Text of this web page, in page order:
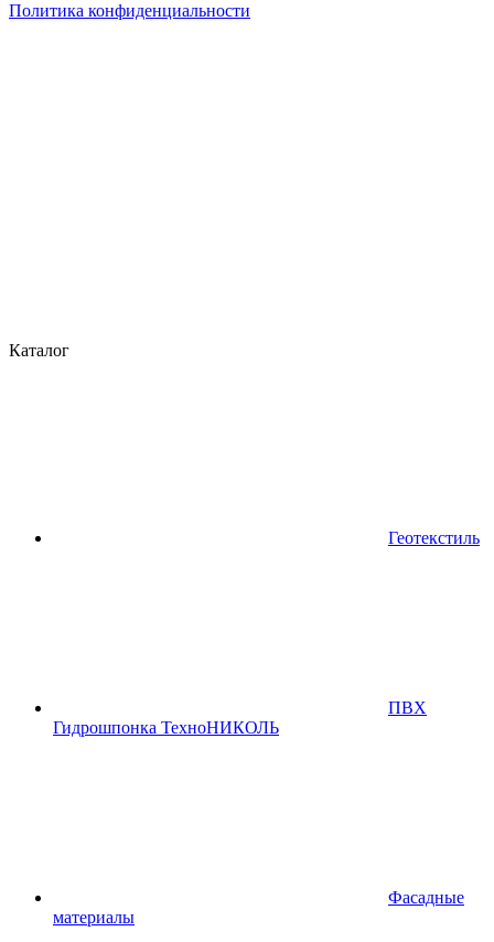
Политика конфиденциальности
Каталог
Геотекстиль
ПВХ
Гидрошпонка ТехноНИКОЛЬ
Фасадные
материалы